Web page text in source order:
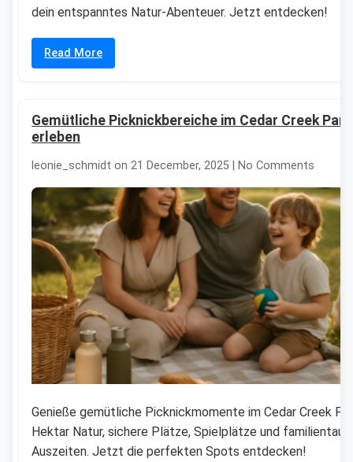
dein entspanntes Natur-Abenteuer. Jetzt entdecken!
Read More
Gemütliche Picknickbereiche im Cedar Creek Park
erleben
leonie_schmidt on 21 December, 2025 | No Comments
Genieße gemütliche Picknickmomente im Cedar Creek
Hektar Natur, sichere Plätze, Spielplätze und
Auszeiten. Jetzt die perfekten Spots entdecken!